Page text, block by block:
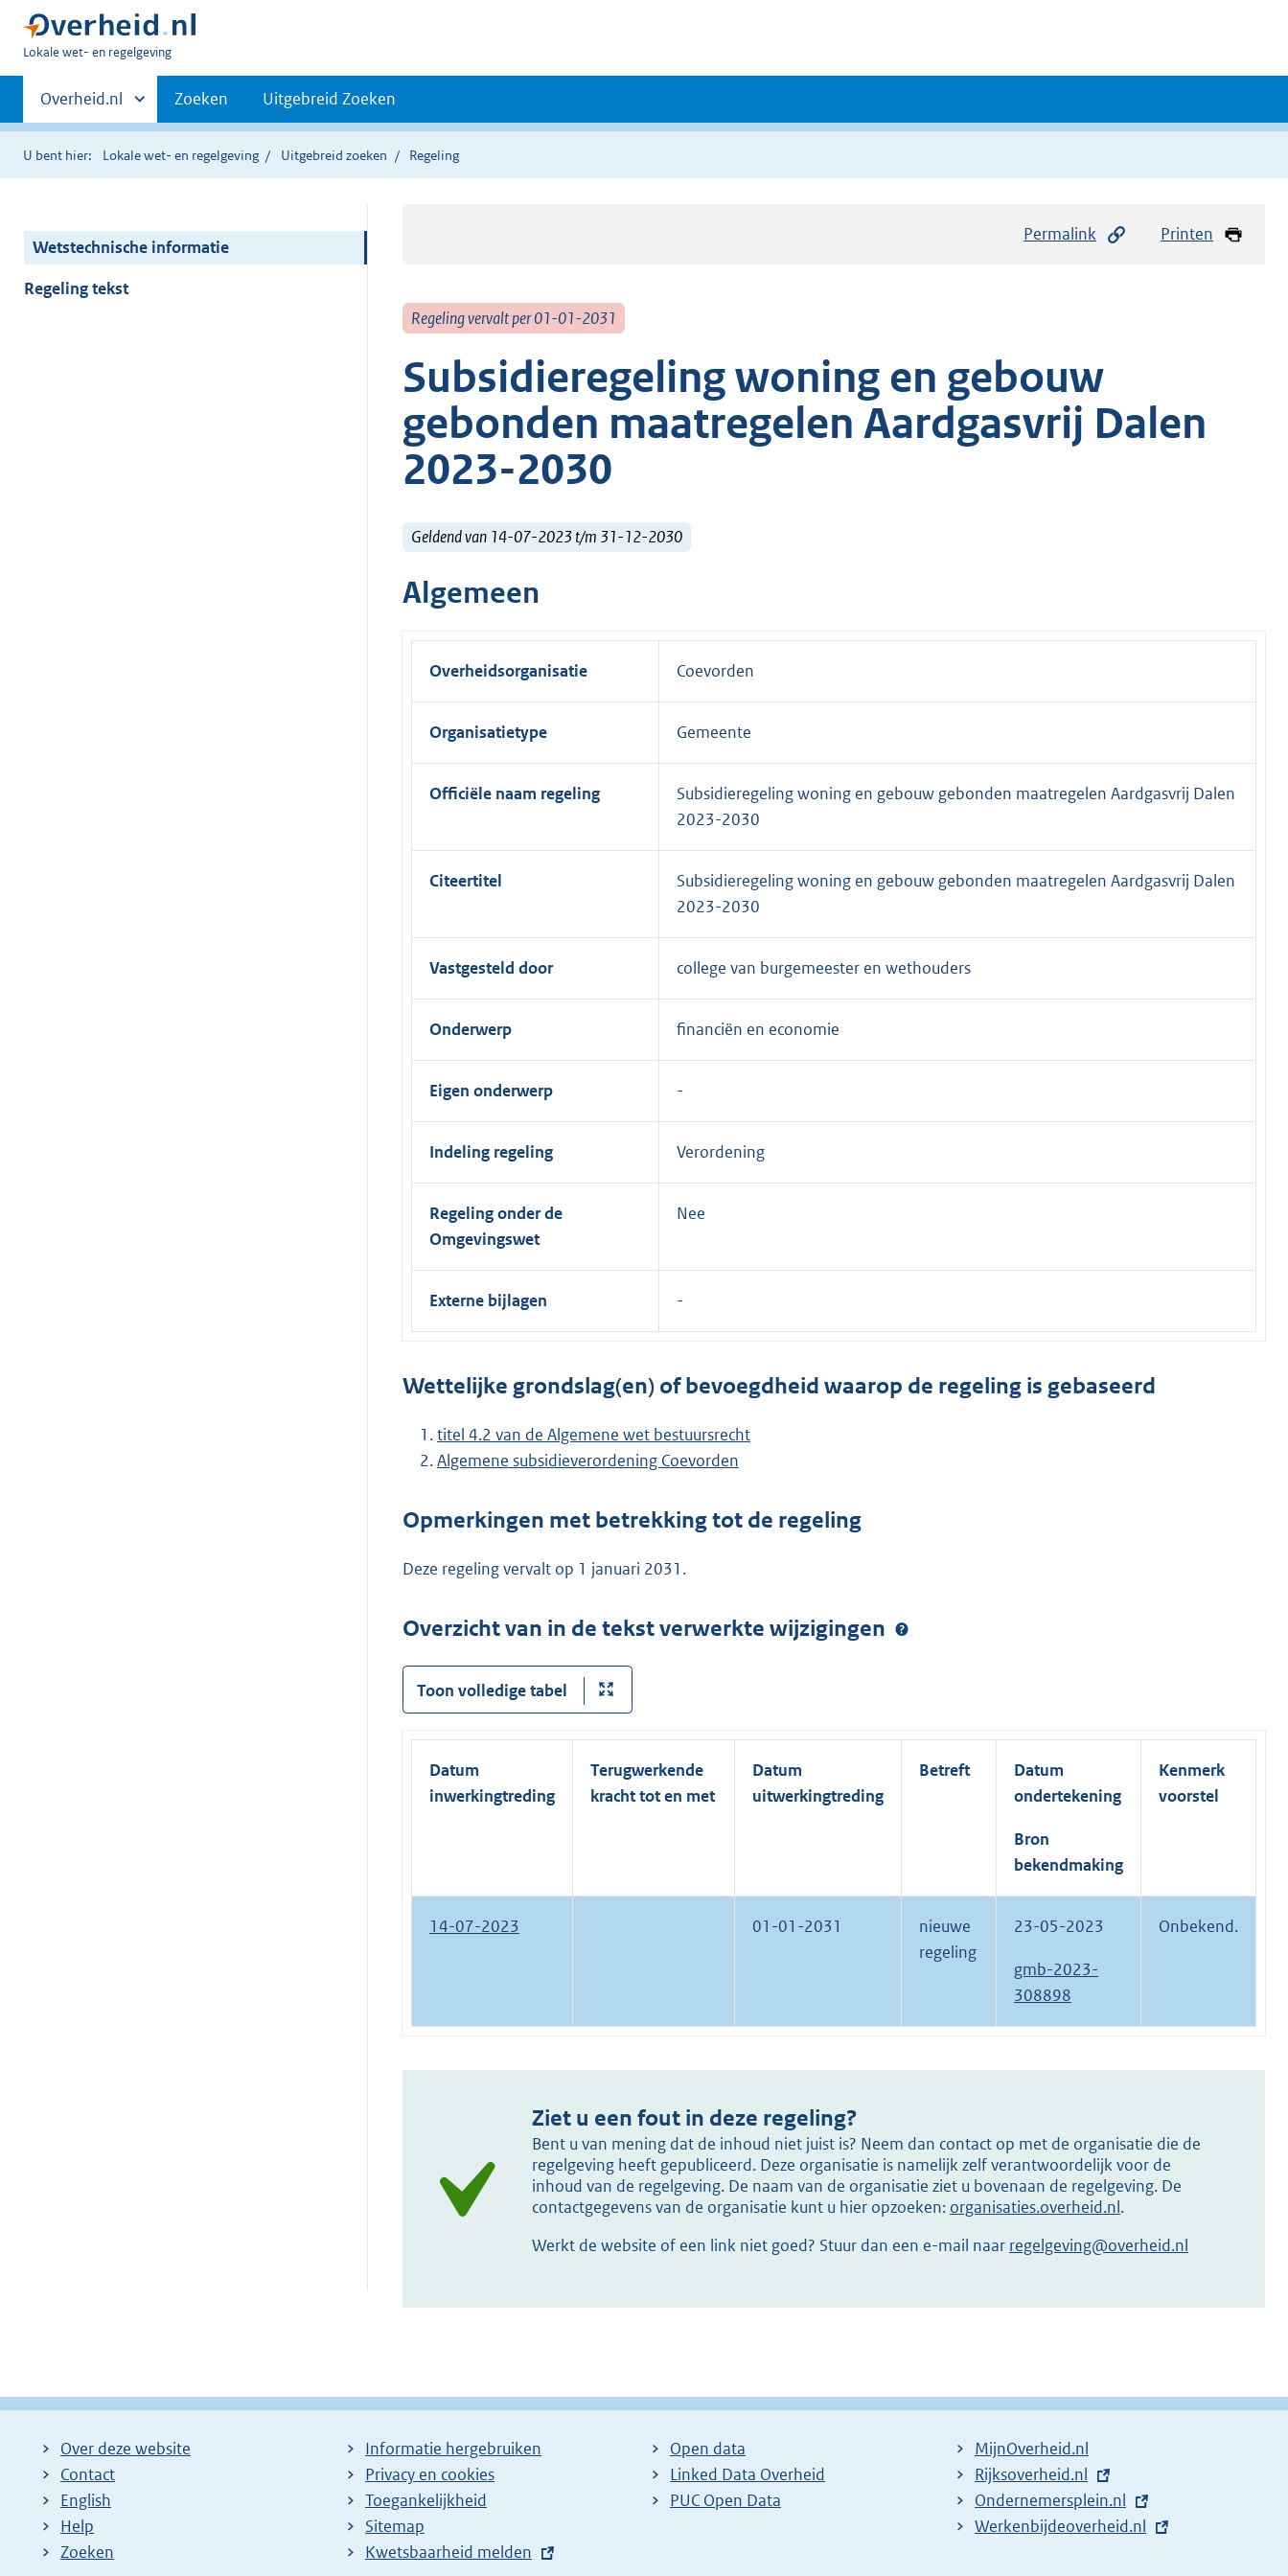
U
hier:
Lokale wet- en regelgeving
Primaire
navigatie
Andere
sites
binnen
Overheid.nl Zoeken Uitgebreid Zoeken
U bent hier: Lokale wet- en regelgeving Uitgebreid zoeken Regeling
Wetstechnische informatie
Regeling tekst
Permalink Printen
Regeling vervalt per 01-01-2031
Subsidieregeling woning en gebouw
gebonden maatregelen Aardgasvrij Dalen
2023-2030
Geldend van 14-07-2023 t/m 31-12-2030
Algemeen
Overheidsorganisatie Coevorden
Organisatietype Gemeente
Officiële naam regeling
Subsidieregeling woning en gebouw gebonden maatregelen Aardgasvrij Dalen
2023-2030
Citeertitel
Subsidieregeling woning en gebouw gebonden maatregelen Aardgasvrij Dalen
2023-2030
Vastgesteld door college van burgemeester en wethouders
Onderwerp financiën en economie
Eigen onderwerp
Indeling regeling Verordening
Regeling onder de
Omgevingswet
Nee
Externe bijlagen
Wettelijke grondslag(en) of bevoegdheid waarop de regeling is gebaseerd
titel 4.2 van de Algemene wet bestuursrecht
Algemene subsidieverordening Coevorden
Opmerkingen met betrekking tot de regeling
Deze regeling vervalt op 1 januari 2031.
Overzicht van in de tekst verwerkte wijzigingen
Toon volledige tabel
Datum
inwerkingtreding
Terugwerkende
kracht tot en met
Datum
uitwerkingtreding
Betreft
Datum
ondertekening
Bron
bekendmaking
Kenmerk
voorstel
14-07-2023 01-01-2031
nieuwe
regeling
23-05-2023
gmb-2023-
308898
Onbekend.
Ziet u een fout in deze regeling?
Bent u van mening dat de inhoud niet juist is? Neem dan contact op met de organisatie die de
regelgeving heeft gepubliceerd. Deze organisatie is namelijk zelf verantwoordelijk voor de
inhoud van de regelgeving. De naam van de organisatie ziet u bovenaan de regelgeving. De
contactgegevens van de organisatie kunt u hier opzoeken: organisaties.overheid.nl.
Werkt de website of een link niet goed? Stuur dan een e-mail naar regelgeving@overheid.nl
Over deze website
Contact
English
Help
Zoeken
Informatie hergebruiken
Privacy en cookies
Toegankelijkheid
Sitemap
E
Kwetsbaarheid melden
Open data
Linked Data Overheid
PUC Open Data
MijnOverheid.nl
E
x
t
Rijksoverheid.nl
E
x
Ondernemersplein.nl
E
Werkenbijdeoverheid.nl